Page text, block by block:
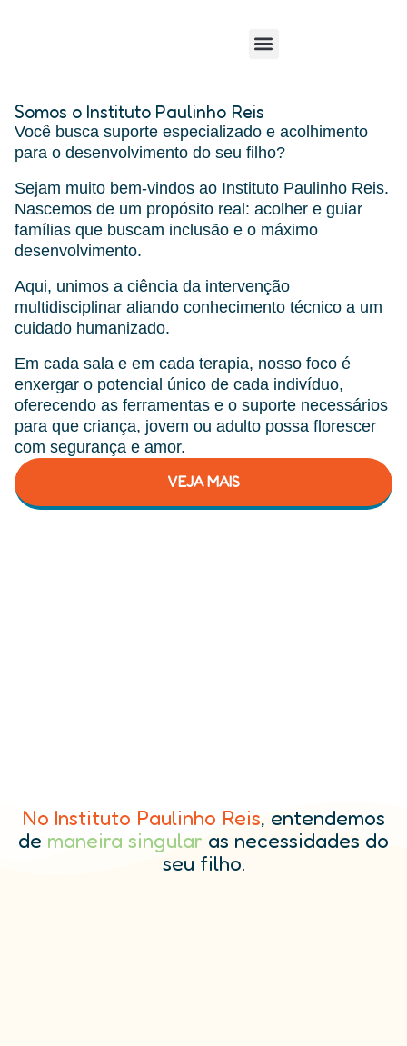
Somos o Instituto Paulinho Reis
Você busca suporte especializado e acolhimento
para o desenvolvimento do seu filho?
Sejam muito bem-vindos ao Instituto Paulinho Reis.
Nascemos de um propósito real: acolher e guiar
famílias que buscam inclusão e o máximo
desenvolvimento.
Aqui, unimos a ciência da intervenção
multidisciplinar aliando conhecimento técnico a um
cuidado humanizado.
Em cada sala e em cada terapia, nosso foco é
enxergar o potencial único de cada indivíduo,
oferecendo as ferramentas e o suporte necessários
para que criança, jovem ou adulto possa florescer
com segurança e amor.
VEJA MAIS
No Instituto Paulinho Reis, entendemos
de maneira singular as necessidades do
seu filho.